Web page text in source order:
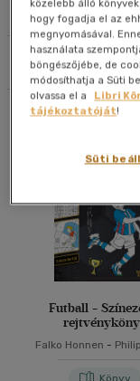
Művei
Szűrés
Szerző
Megjelenítés
20 db / oldal
Futball -
Falko Honnen -
Könyv
közelebb álló
hogy fogadja el az
megnyomásával.
használata
böngészőjébe, de
módosíthatja a Süti
olvassa el a
Libri
tájékoztatóját!
Süti